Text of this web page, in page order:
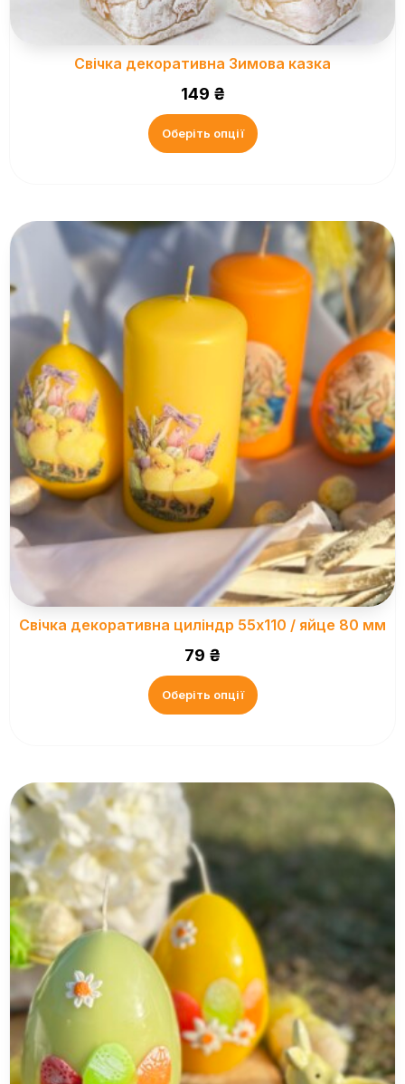
Свічка декоративна Зимова казка
149 ₴
Оберіть опції
Свічка декоративна циліндр 55х110 / яйце 80 мм
79 ₴
Оберіть опції